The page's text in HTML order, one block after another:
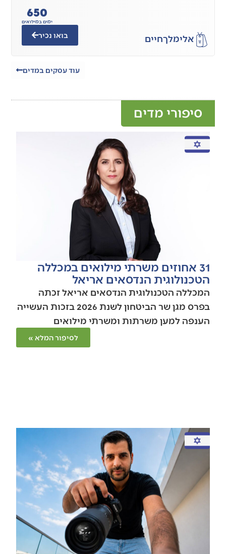
אלימלךחיים
ימים במילואים
650
בואו נכיר
עוד עסקים במדים
סיפורי מדים
31 אחוזים משרתי מילואים במכללה
הטכנולוגית הנדסאים אריאל
המכללה הטכנולוגית הנדסאים אריאל זכתה
בפרס מגן שר הביטחון לשנת 2026 בזכות העשייה
הענפה למען משרתות ומשרתי מילואים
לסיפור המלא »